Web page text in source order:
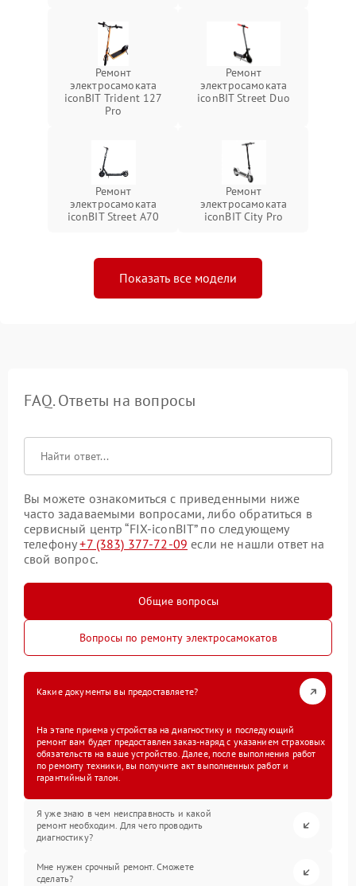
Ремонт
электросамоката
iconBIT Trident 127
Pro
Ремонт
электросамоката
iconBIT Street Duo
Ремонт
электросамоката
iconBIT Street A70
Ремонт
электросамоката
iconBIT City Pro
Показать все модели
FAQ. Ответы на вопросы
Вы можете ознакомиться с приведенными ниже
часто задаваемыми вопросами, либо обратиться в
сервисный центр “FIX-iconBIT” по следующему
телефону+7 (383) 377-72-09 если не нашли ответ на
свой вопрос.
Общие вопросы
Вопросы по ремонту электросамокатов
Какие документы вы предоставляете?
На этапе приема устройства на диагностику и последующий
ремонт вам будет предоставлен заказ-наряд с указанием страховых
обязательств на ваше устройство. Далее, после выполнения работ
по ремонту техники, вы получите акт выполненных работ и
гарантийный талон.
Я уже знаю в чем неисправность и какой
ремонт необходим. Для чего проводить
диагностику?
Мне нужен срочный ремонт. Сможете
сделать?